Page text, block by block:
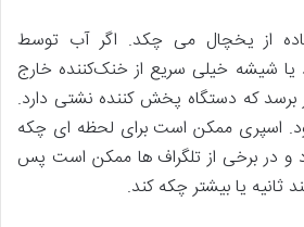
از یخچال می چکد. اگر آب توسط
شیشه خیلی سریع از خنک‌کننده خارج
که دستگاه پخش کننده نشتی دارد.
اسپری ممکن است برای لحظه ای چکه
در برخی از تلگراف ها ممکن است پس
ثانیه یا بیشتر چکه کند.